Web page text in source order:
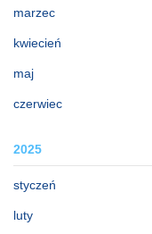
marzec
kwiecień
maj
czerwiec
2025
styczeń
luty